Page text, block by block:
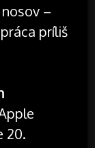
–
príliš
20.